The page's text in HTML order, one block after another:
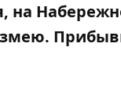
на